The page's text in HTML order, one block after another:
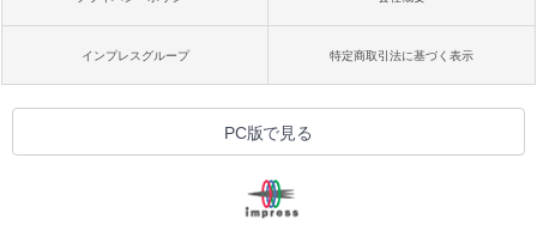
インプレスグループ 特定商取引法に基づく表示
PC版で見る